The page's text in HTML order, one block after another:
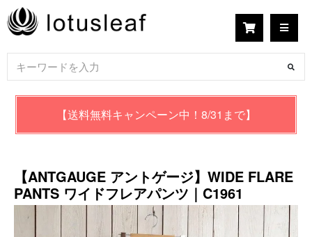
【送料無料キャンペーン中！8/31まで】
【ANTGAUGE アントゲージ】WIDE FLARE
PANTS ワイドフレアパンツ｜C1961